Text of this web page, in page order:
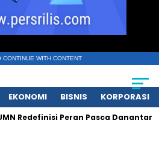
CONTINUE WITH CONTENT
EKONOMI BISNIS KORPORASI
Redefinisi Peran Pasca Danantara